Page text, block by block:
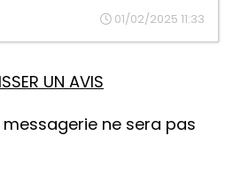
01/02/2025 11:33
UN AVIS
ne sera pas